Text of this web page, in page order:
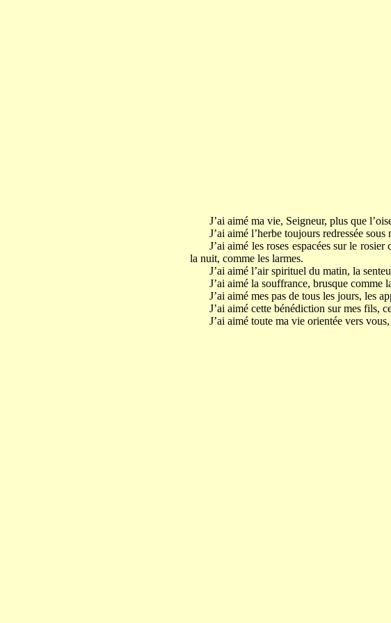
J’ai aimé ma vie, Seigneur, plus que
J’ai aimé l’herbe toujours redressée
J’ai aimé les roses espacées sur le
la nuit, comme les larmes.
J’ai aimé l’air spirituel du matin, la
J’ai aimé la souffrance, brusque comme
J’ai aimé mes pas de tous les jours, les
J’ai aimé cette bénédiction sur mes fils,
J’ai aimé toute ma vie orientée vers